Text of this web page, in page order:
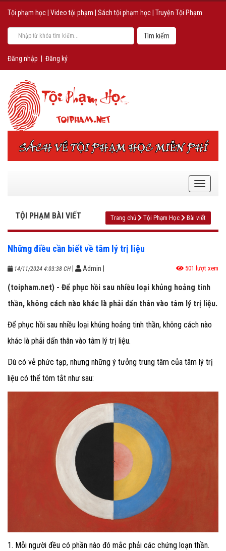
Tội phạm học Video tội phạm Sách tội phạm học Truyện Tội Phạm
Đăng nhập Đăng ký
TỘI PHẠM BÀI VIẾT Trang chủ Tội Phạm Học Bài viết
Những điều cần biết về tâm lý trị liệu
14/11/2024 4:03:38 CH Admin 501 lượt xem
(toipham.net) - Để phục hồi sau nhiều loại khủng hoảng tinh
thần, không cách nào khác là phải dấn thân vào tâm lý trị liệu.
Để phục hồi sau nhiều loại khủng hoảng tinh thần, không cách nào
khác là phải dấn thân vào tâm lý trị liệu.
Dù có vẻ phức tạp, nhưng những ý tưởng trung tâm của tâm lý trị
liệu có thể tóm tắt như sau:
1. Mỗi người đều có phần nào đó mắc phải các chứng loạn thần.